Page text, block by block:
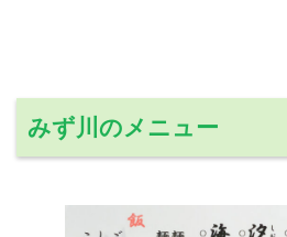
みず川のメニュー